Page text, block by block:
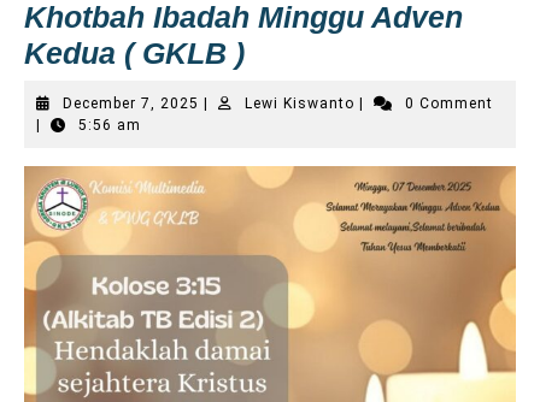
Khotbah Ibadah Minggu Adven
Kedua ( GKLB )
December 7, 2025 DecemberLewi KiswantoLewi
0 Comment
5:56 am